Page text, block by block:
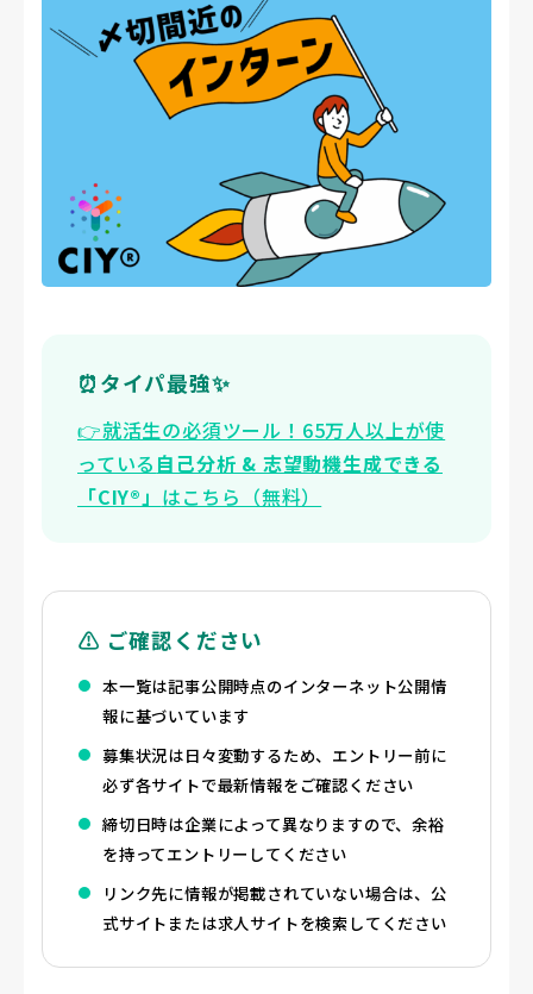
⏰タイパ最強✨
👉️就活生の必須ツール！65万人以上が使
っている 自己分析 & 志望動機生成できる
「CIY®」 はこちら（無料）
⚠️ ご確認ください
本一覧は記事公開時点のインターネット公開情
報に基づいています
募集状況は日々変動するため、エントリー前に
必ず各サイトで最新情報をご確認ください
締切日時は企業によって異なりますので、余裕
を持ってエントリーしてください
リンク先に情報が掲載されていない場合は、公
式サイトまたは求人サイトを検索してください